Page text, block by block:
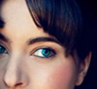
s
a
g
o